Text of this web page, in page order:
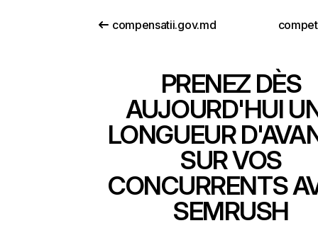
compensatii.gov.md
PRENEZ DÈS
AUJOURD'HUI
LONGUEUR
SUR VOS
CONCURRENTS
SEMRUSH